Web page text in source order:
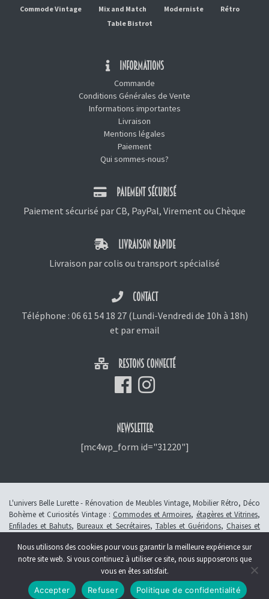
Commode Vintage
Mix and Match Moderniste
Rétro
Table Bistrot
INFORMATIONS
Commande
Conditions Générales de Vente
Informations importantes
Livraison
Mentions légales
Paiement
Qui sommes-nous?
PAIEMENT SÉCURISÉ
Paiement sécurisé par CB, PayPal, Virement ou Chèque
LIVRAISON RAPIDE
Livraison par colis ou transport spécialisé
CONTACT
Téléphone : 06 61 54 18 27(Lundi-Vendredi de 10h à 18h)
et par email
RESTONS CONNECTÉ
NEWSLETTER
[mc4wp_form id="31220"]
L'univers Belle Lurette - Rénovation de Meubles Vintage, Mobilier Rétro, Déco
Bohème et Curiosités Vintage : Commodes et Armoires, étagères et Vitrines,
Enfilades et Bahuts,Bureaux et Secrétaires, Tables et Guéridons, Chaises et
© 2013 - 2026 L'atelier Belle Lurette - Rénovation de meubles vintage, en
Alsace à Colmar -Révoquer le consentement
Création :Symbioseo
Nous utilisons des cookies pour vous garantir la meilleure expérience sur
notre site web. Si vous continuez à utiliser ce site, nous supposerons que
vous en êtes satisfait.
Accepter Refuser Politique de confidentialité